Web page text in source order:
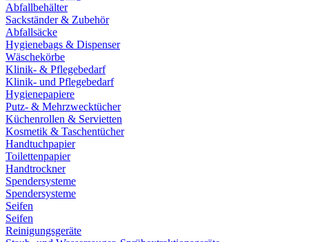
Abfallbehälter
Sackständer & Zubehör
Abfallsäcke
Hygienebags & Dispenser
Wäschekörbe
Klinik- & Pflegebedarf
Klinik- und Pflegebedarf
Hygienepapiere
Putz- & Mehrzwecktücher
Küchenrollen & Servietten
Kosmetik & Taschentücher
Handtuchpapier
Toilettenpapier
Handtrockner
Spendersysteme
Spendersysteme
Seifen
Seifen
Reinigungsgeräte